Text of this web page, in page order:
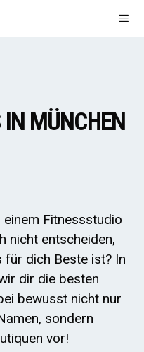
IN MÜNCHEN
Fitnessstudio
nicht entscheiden,
dich Beste ist? In
dir die besten
bewusst nicht nur
sondern
vor!